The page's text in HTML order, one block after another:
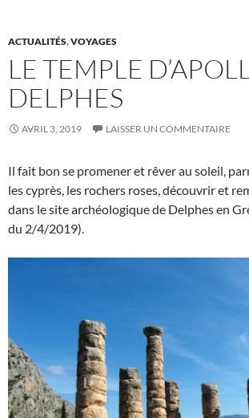
ACTUALITÉS,VOYAGES
LE TEMPLE
DELPHES
AVRIL 3, 2019 LAISSER UN COMMENTAIRE
Il fait bon se promener et rêver au soleil,
les cyprès, les rochers roses, découvrir et
dans le site archéologique de Delphes en
du 2/4/2019).